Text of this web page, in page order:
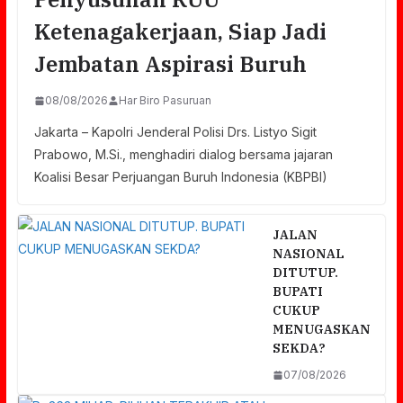
Ketenagakerjaan, Siap Jadi
Jembatan Aspirasi Buruh
08/08/2026 Har Biro Pasuruan
Jakarta – Kapolri Jenderal Polisi Drs. Listyo Sigit
Prabowo, M.Si., menghadiri dialog bersama jajaran
Koalisi Besar Perjuangan Buruh Indonesia (KBPBI)
JALAN
NASIONAL
DITUTUP.
BUPATI
CUKUP
MENUGASKAN
SEKDA?
07/08/2026